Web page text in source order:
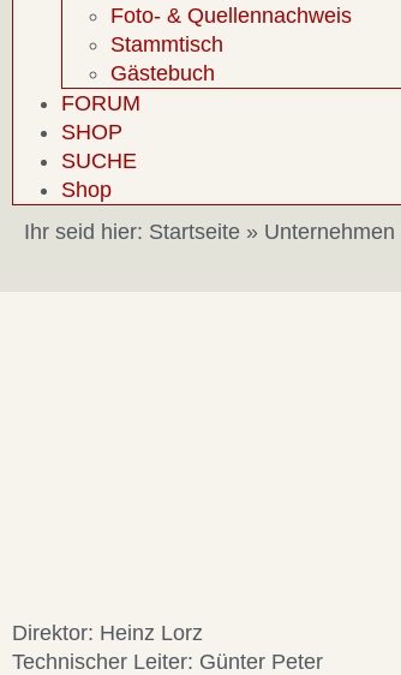
Foto- & Quellennachweis
Stammtisch
Gästebuch
FORUM
SHOP
SUCHE
Shop
Ihr seid hier: Startseite » Unternehmen
Direktor: Heinz Lorz
Technischer Leiter: Günter Peter